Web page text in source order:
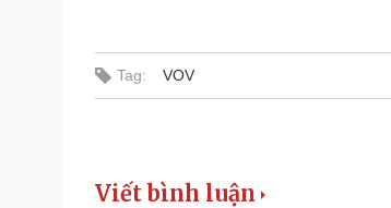
Tag: VOV
Viết bình luận